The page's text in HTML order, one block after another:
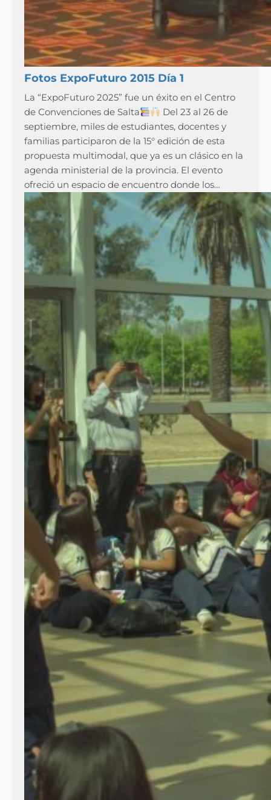
Fotos ExpoFuturo 2015 Día 1
La “ExpoFuturo 2025” fue un éxito en el Centro
de Convenciones de Salta
Del 23 al 26 de
septiembre, miles de estudiantes, docentes y
familias participaron de la 15° edición de esta
propuesta multimodal, que ya es un clásico en la
agenda ministerial de la provincia. El evento
ofreció un espacio de encuentro donde los…